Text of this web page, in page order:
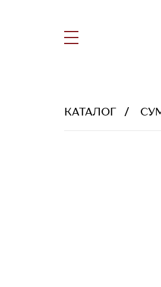
КАТАЛОГ